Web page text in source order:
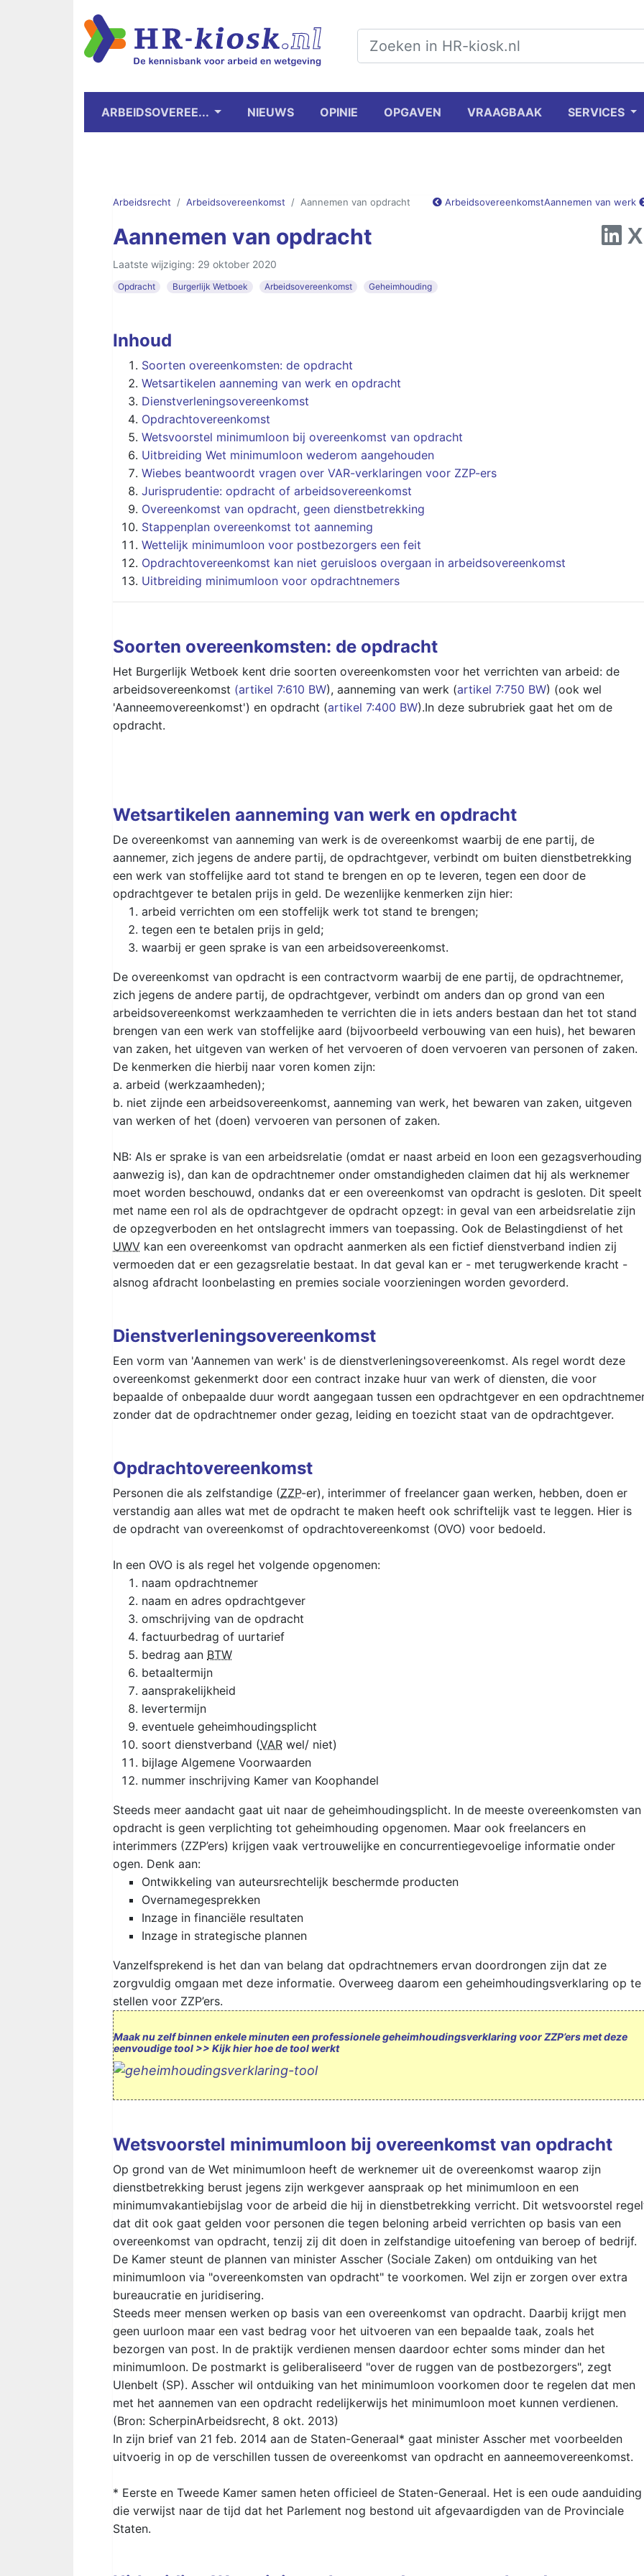
ARBEIDSOVEREE... NIEUWS OPINIE OPGAVEN VRAAGBAAK SERVICES
Arbeidsrecht Arbeidsovereenkomst Aannemen van opdracht ArbeidsovereenkomstAannemen van werk
Aannemen van opdracht
Laatste wijziging: 29 oktober 2020
Opdracht Burgerlijk Wetboek Arbeidsovereenkomst Geheimhouding
Inhoud
Soorten overeenkomsten: de opdracht
Wetsartikelen aanneming van werk en opdracht
Dienstverleningsovereenkomst
Opdrachtovereenkomst
Wetsvoorstel minimumloon bij overeenkomst van opdracht
Uitbreiding Wet minimumloon wederom aangehouden
Wiebes beantwoordt vragen over VAR-verklaringen voor ZZP-ers
Jurisprudentie: opdracht of arbeidsovereenkomst
Overeenkomst van opdracht, geen dienstbetrekking
Stappenplan overeenkomst tot aanneming
Wettelijk minimumloon voor postbezorgers een feit
Opdrachtovereenkomst kan niet geruisloos overgaan in arbeidsovereenkomst
Uitbreiding minimumloon voor opdrachtnemers
Soorten overeenkomsten: de opdracht
Het Burgerlijk Wetboek kent drie soorten overeenkomsten voor het verrichten van arbeid: de
arbeidsovereenkomst (artikel 7:610 BW), aanneming van werk (artikel 7:750 BW) (ook wel
'Aanneemovereenkomst') en opdracht (artikel 7:400 BW).In deze subrubriek gaat het om de
opdracht.
Wetsartikelen aanneming van werk en opdracht
De overeenkomst van aanneming van werk is de overeenkomst waarbij de ene partij, de
aannemer, zich jegens de andere partij, de opdrachtgever, verbindt om buiten dienstbetrekking
een werk van stoffelijke aard tot stand te brengen en op te leveren, tegen een door de
opdrachtgever te betalen prijs in geld. De wezenlijke kenmerken zijn hier:
arbeid verrichten om een stoffelijk werk tot stand te brengen;
tegen een te betalen prijs in geld;
waarbij er geen sprake is van een arbeidsovereenkomst.
De overeenkomst van opdracht is een contractvorm waarbij de ene partij, de opdrachtnemer,
zich jegens de andere partij, de opdrachtgever, verbindt om anders dan op grond van een
arbeidsovereenkomst werkzaamheden te verrichten die in iets anders bestaan dan het tot stand
brengen van een werk van stoffelijke aard (bijvoorbeeld verbouwing van een huis), het bewaren
van zaken, het uitgeven van werken of het vervoeren of doen vervoeren van personen of zaken.
De kenmerken die hierbij naar voren komen zijn:
a. arbeid (werkzaamheden);
b. niet zijnde een arbeidsovereenkomst, aanneming van werk, het bewaren van zaken, uitgeven
van werken of het (doen) vervoeren van personen of zaken.
NB: Als er sprake is van een arbeidsrelatie (omdat er naast arbeid en loon een gezagsverhouding
aanwezig is), dan kan de opdrachtnemer onder omstandigheden claimen dat hij als werknemer
moet worden beschouwd, ondanks dat er een overeenkomst van opdracht is gesloten. Dit speelt
met name een rol als de opdrachtgever de opdracht opzegt: in geval van een arbeidsrelatie zijn
de opzegverboden en het ontslagrecht immers van toepassing. Ook de Belastingdienst of het
UWV kan een overeenkomst van opdracht aanmerken als een fictief dienstverband indien zij
vermoeden dat er een gezagsrelatie bestaat. In dat geval kan er - met terugwerkende kracht -
alsnog afdracht loonbelasting en premies sociale voorzieningen worden gevorderd.
Dienstverleningsovereenkomst
Een vorm van 'Aannemen van werk' is de dienstverleningsovereenkomst. Als regel wordt deze
overeenkomst gekenmerkt door een contract inzake huur van werk of diensten, die voor
bepaalde of onbepaalde duur wordt aangegaan tussen een opdrachtgever en een
zonder dat de opdrachtnemer onder gezag, leiding en toezicht staat van de opdrachtgever.
Opdrachtovereenkomst
Personen die als zelfstandige (ZZP-er), interimmer of freelancer gaan werken, hebben, doen er
verstandig aan alles wat met de opdracht te maken heeft ook schriftelijk vast te leggen. Hier is
de opdracht van overeenkomst of opdrachtovereenkomst (OVO) voor bedoeld.
In een OVO is als regel het volgende opgenomen:
naam opdrachtnemer
naam en adres opdrachtgever
omschrijving van de opdracht
factuurbedrag of uurtarief
bedrag aan BTW
betaaltermijn
aansprakelijkheid
levertermijn
eventuele geheimhoudingsplicht
soort dienstverband (VAR wel/ niet)
bijlage Algemene Voorwaarden
nummer inschrijving Kamer van Koophandel
Steeds meer aandacht gaat uit naar de geheimhoudingsplicht. In de meeste overeenkomsten van
opdracht is geen verplichting tot geheimhouding opgenomen. Maar ook freelancers en
interimmers (ZZP’ers) krijgen vaak vertrouwelijke en concurrentiegevoelige informatie onder
ogen. Denk aan:
Ontwikkeling van auteursrechtelijk beschermde producten
Overnamegesprekken
Inzage in financiële resultaten
Inzage in strategische plannen
Vanzelfsprekend is het dan van belang dat opdrachtnemers ervan doordrongen zijn dat ze
zorgvuldig omgaan met deze informatie. Overweeg daarom een geheimhoudingsverklaring op te
stellen voor ZZP’ers.
Maak nu zelf binnen enkele minuten een professionele geheimhoudingsverklaring voor ZZP’ers met deze
eenvoudige tool >> Kijk hier hoe de tool werkt
Wetsvoorstel minimumloon bij overeenkomst van opdracht
Op grond van de Wet minimumloon heeft de werknemer uit de overeenkomst waarop zijn
dienstbetrekking berust jegens zijn werkgever aanspraak op het minimumloon en een
minimumvakantiebijslag voor de arbeid die hij in dienstbetrekking verricht. Dit wetsvoorstel
dat dit ook gaat gelden voor personen die tegen beloning arbeid verrichten op basis van een
overeenkomst van opdracht, tenzij zij dit doen in zelfstandige uitoefening van beroep of bedrijf.
De Kamer steunt de plannen van minister Asscher (Sociale Zaken) om ontduiking van het
minimumloon via "overeenkomsten van opdracht" te voorkomen. Wel zijn er zorgen over extra
bureaucratie en juridisering.
Steeds meer mensen werken op basis van een overeenkomst van opdracht. Daarbij krijgt men
geen uurloon maar een vast bedrag voor het uitvoeren van een bepaalde taak, zoals het
bezorgen van post. In de praktijk verdienen mensen daardoor echter soms minder dan het
minimumloon. De postmarkt is geliberaliseerd "over de ruggen van de postbezorgers", zegt
Ulenbelt (SP). Asscher wil ontduiking van het minimumloon voorkomen door te regelen dat men
met het aannemen van een opdracht redelijkerwijs het minimumloon moet kunnen verdienen.
(Bron: ScherpinArbeidsrecht, 8 okt. 2013)
In zijn brief van 21 feb. 2014 aan de Staten-Generaal* gaat minister Asscher met voorbeelden
uitvoerig in op de verschillen tussen de overeenkomst van opdracht en aanneemovereenkomst.
* Eerste en Tweede Kamer samen heten officieel de Staten-Generaal. Het is een oude aanduiding
die verwijst naar de tijd dat het Parlement nog bestond uit afgevaardigden van de Provinciale
Staten.